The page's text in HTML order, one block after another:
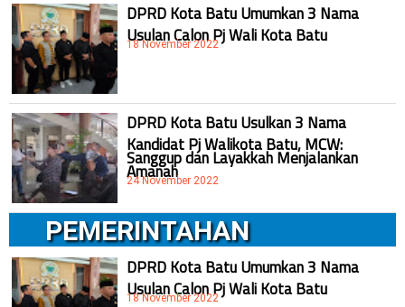
DPRD Kota Batu Umumkan 3 Nama
Usulan Calon Pj Wali Kota Batu
18 November 2022
DPRD Kota Batu Usulkan 3 Nama
Kandidat Pj Walikota Batu, MCW:
Sanggup dan Layakkah Menjalankan
Amanah
24 November 2022
PEMERINTAHAN
DPRD Kota Batu Umumkan 3 Nama
Usulan Calon Pj Wali Kota Batu
18 November 2022